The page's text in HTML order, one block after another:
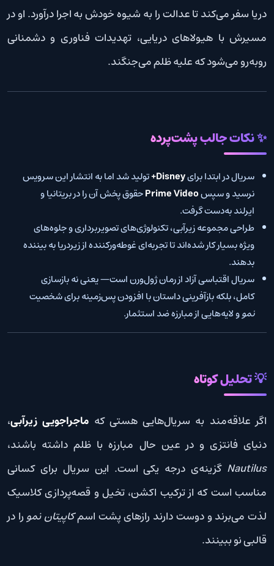
دریا سفر می‌کند تا عدالت را به شیوه خودش به اجرا درآورد. او در
مسیرش با هیولاهای دریایی، تهدیدات فناوری و دشمنانی
روبه‌رو می‌شود که علیه ظلم می‌جنگند.
✨ نکات جالب پشت‌پرده
سریال در ابتدا برایDisney+ تولید شد اما به انتشار این سرویس
نرسید و سپسPrime Videoحقوق پخش آن را در بریتانیا و
ایرلند به‌دست گرفت.
طراحی مجموعه زیرآبی، تکنولوژی‌های تصویربرداری و جلوه‌های
ویژه بسیار کار شده‌اند تا تجربه‌ای غوطه‌ورکننده از زیردریا به بیننده
بدهند.
سریال اقتباسی آزاد از رمان ژول‌ورن است— یعنی نه بازسازی
کامل، بلکه بازآفرینی داستان با افزودن پس‌زمینه برای شخصیت
نموو لایه‌هایی از مبارزه ضد استثمار.
💡 تحلیل کوتاه
اگر علاقه‌مند به سریال‌هایی هستی که ماجراجویی زیرآبی،
دنیای فانتزی و در عین حال مبارزه با ظلم داشته باشند،
Nautilus گزینه‌ی درجه یکی است. این سریال برای کسانی
مناسب است که از ترکیب اکشن، تخیل و قصه‌پردازی کلاسیک
لذت می‌برند و دوست دارند رازهای پشت اسمکاپیتان نمورا در
قالبی نو ببینند.